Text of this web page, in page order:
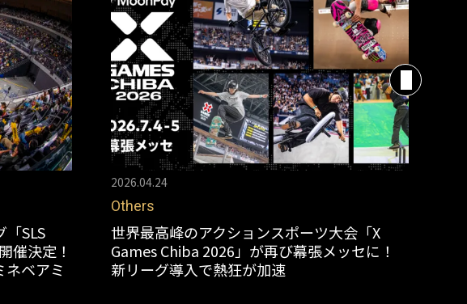
SLS
催決定！
ネベアミ
2026.04.24
Others
世界最高峰のアクションスポーツ大会「X
Games Chiba 2026」が再び幕張メッセに！
新リーグ導入で熱狂が加速